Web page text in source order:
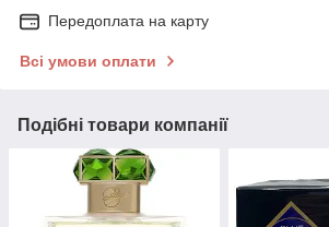
Передоплата на карту
Всі умови оплати
Подібні товари компанії